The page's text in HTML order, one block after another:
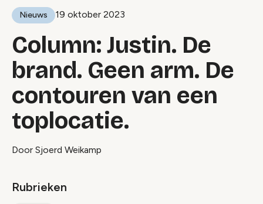
Nieuws 19 oktober 2023
Column: Justin. De
brand. Geen arm. De
contouren van een
toplocatie.
Door Sjoerd Weikamp
Rubrieken